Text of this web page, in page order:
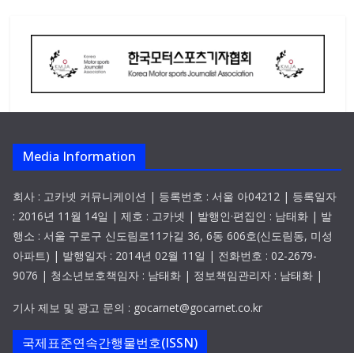
Media Information
회사 : 고카넷 커뮤니케이션 | 등록번호 : 서울 아04212 | 등록일자
: 2016년 11월 14일 | 제호 : 고카넷 | 발행인·편집인 : 남태화 | 발
행소 : 서울 구로구 신도림로11가길 36, 6동 606호(신도림동, 미성
아파트) | 발행일자 : 2014년 02월 11일 | 전화번호 : 02-2679-
9076 | 청소년보호책임자 : 남태화 | 정보책임관리자 : 남태화 |
기사 제보 및 광고 문의 : gocarnet@gocarnet.co.kr
국제표준연속간행물번호(ISSN)